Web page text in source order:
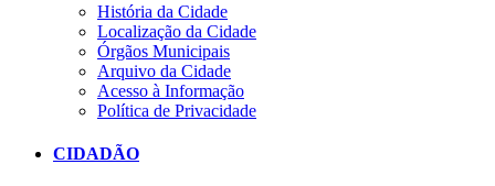
História da Cidade
Localização da Cidade
Órgãos Municipais
Arquivo da Cidade
Acesso à Informação
Política de Privacidade
CIDADÃO